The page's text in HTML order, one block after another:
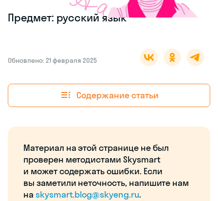
Предмет: русский язык
Обновлено: 21 февраля 2025
Содержание статьи
Материал на этой странице не был
проверен методистами Skysmart
и может содержать ошибки. Если
вы заметили неточность, напишите нам
на skysmart.blog@skyeng.ru.